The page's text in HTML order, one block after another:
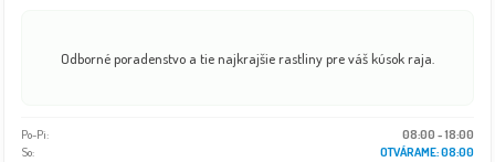
Odborné poradenstvo a tie najkrajšie rastliny pre váš kúsok raja.
Po-Pi:
08:00 - 18:00
So:
OTVÁRAME: 08:00